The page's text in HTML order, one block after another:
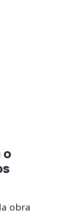
o
obra